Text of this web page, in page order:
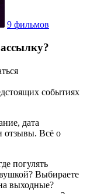
9 фильмов
событиях
дата
отзывы. Всё о
погулять
Выбираете
выходные?